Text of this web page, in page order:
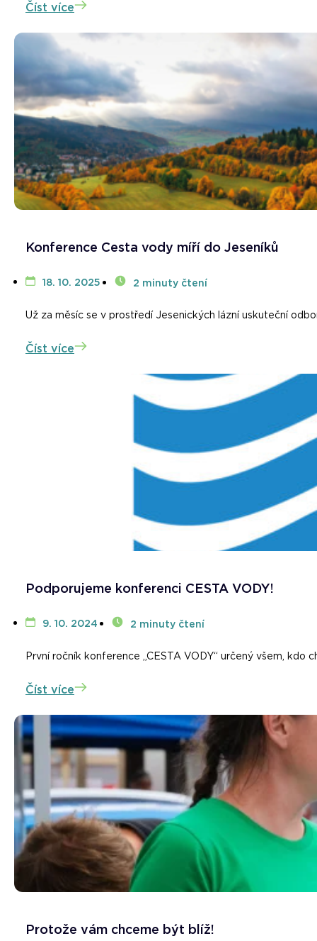
Číst více
Konference Cesta vody míří do Jeseníků
18. 10. 2025 2 minuty čtení
Už za měsíc se v prostředí Jesenických lázní uskuteční
Číst více
Podporujeme konferenci CESTA VODY!
9. 10. 2024 2 minuty čtení
První ročník konference „CESTA VODY“ určený všem,
Číst více
Protože vám chceme být blíž!